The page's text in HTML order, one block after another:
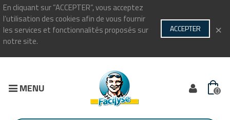
En cliquant sur ”ACCEPTER”, vous acceptez
l’utilisation des cookies afin de vous fournir
les services et fonctionnalités proposés sur
notre site.
ACCEPTER ×
MENU 0